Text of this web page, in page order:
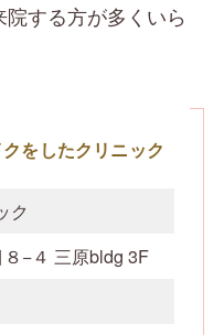
する方が多くいら
をしたクリニック
ク
−４ 三原bldg 3F